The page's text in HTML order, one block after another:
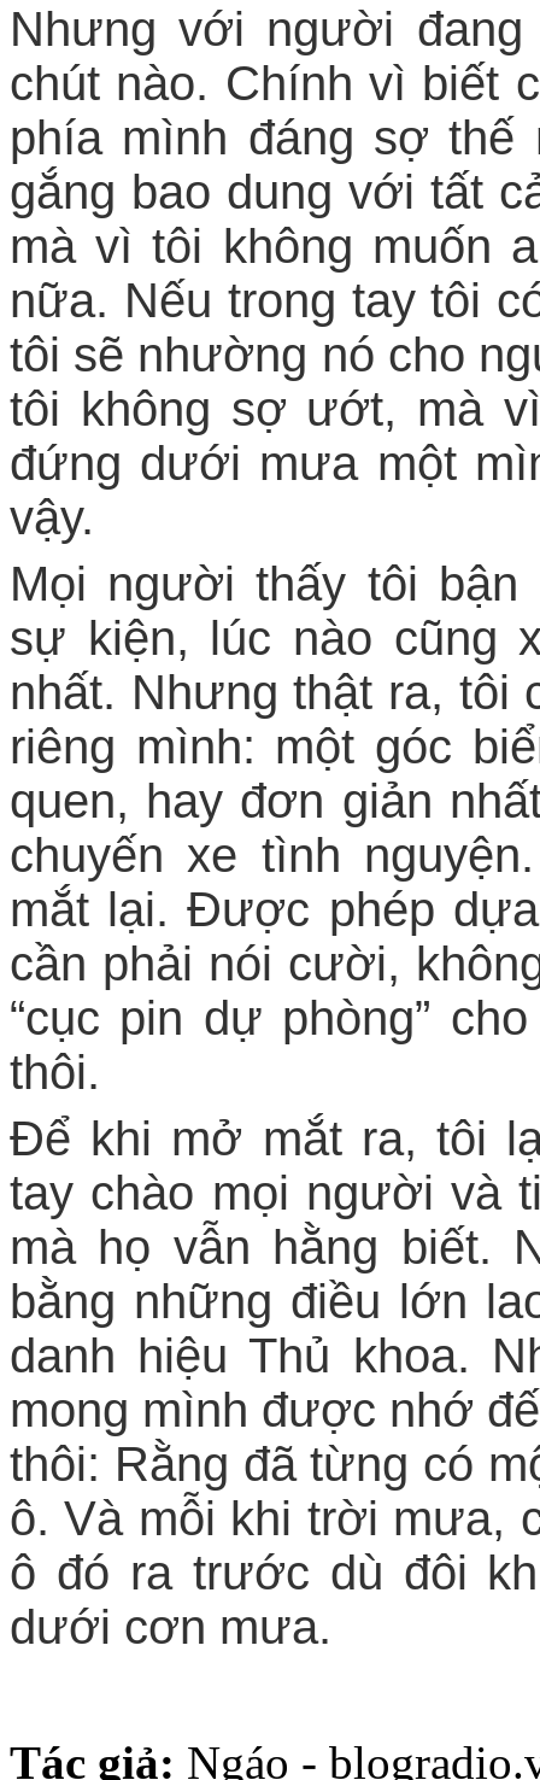
Nhưng với người
chút nào. Chính vì biết
phía mình đáng sợ thế
gắng bao dung với tất
mà vì tôi không muốn
nữa. Nếu trong tay tôi
tôi sẽ nhường nó cho
tôi không sợ ướt, mà
đứng dưới mưa một
vậy.
Mọi người thấy tôi
sự kiện, lúc nào cũng
nhất. Nhưng thật ra, tôi
riêng mình: một góc
quen, hay đơn giản
chuyến xe tình
mắt lại. Được phép
cần phải nói cười,
“cục pin dự phòng”
thôi.
Để khi mở mắt ra, tôi
tay chào mọi người và
mà họ vẫn hằng biết.
bằng những điều lớn
danh hiệu Thủ khoa.
mong mình được nhớ
thôi: Rằng đã từng có
ô. Và mỗi khi trời mưa,
ô đó ra trước dù đôi
dưới cơn mưa.
Tác giả: Ngáo -